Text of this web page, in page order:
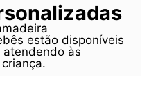
estão disponíveis
às